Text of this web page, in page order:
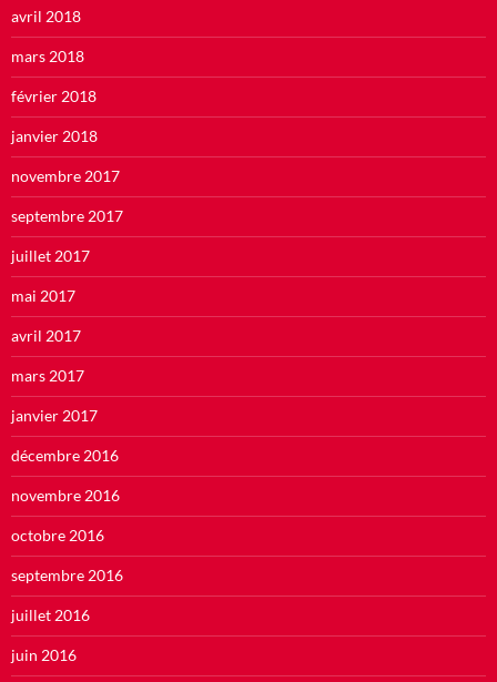
avril 2018
mars 2018
février 2018
janvier 2018
novembre 2017
septembre 2017
juillet 2017
mai 2017
avril 2017
mars 2017
janvier 2017
décembre 2016
novembre 2016
octobre 2016
septembre 2016
juillet 2016
juin 2016